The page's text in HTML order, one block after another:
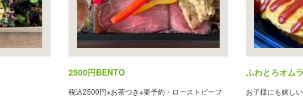
2500円BENTO
税込2500円※お茶つき※要予約・ローストビーフ
ふわとろオム
お子様にも嬉し